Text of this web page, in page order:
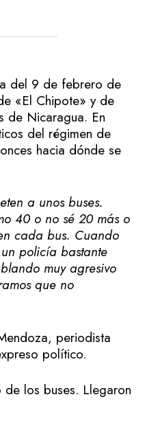
del 9 de febrero de
«El Chipote» y de
de Nicaragua. En
del régimen de
hacia dónde se
a unos buses.
40 o no sé 20 más o
cada bus. Cuando
policía bastante
muy agresivo
que no
periodista
político.
los buses. Llegaron